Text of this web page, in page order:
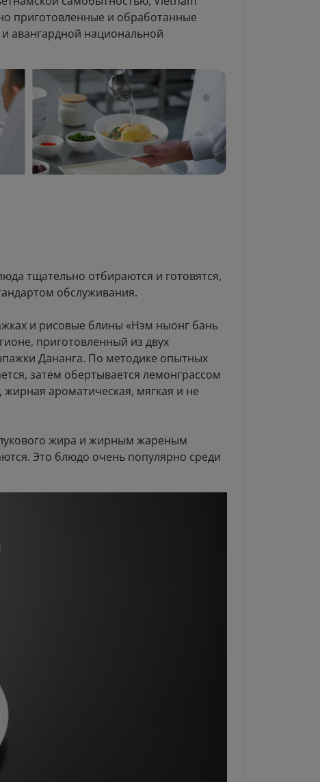
приготовленные и обработанные
авангардной национальной
тщательно отбираются и готовятся,
обслуживания.
и рисовые блины «Нэм ныонг бань
приготовленный из двух
Дананга. По методике опытных
затем обертывается лемонграссом
жирная ароматическая, мягкая и не
жира и жирным жареным
Это блюдо очень популярно среди